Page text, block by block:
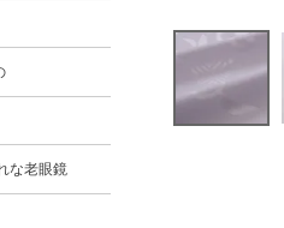
な老眼鏡